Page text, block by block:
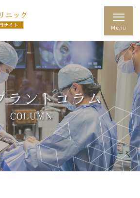
ラントコラム
COLUMN